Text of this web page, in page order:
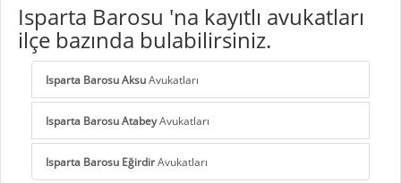
Isparta Barosu 'na kayıtlı avukatları
ilçe bazında bulabilirsiniz.
Isparta Barosu AksuAvukatları
Isparta Barosu AtabeyAvukatları
Isparta Barosu EğirdirAvukatları